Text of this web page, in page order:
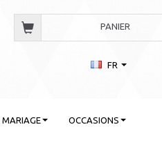
PANIER
FR
MARIAGE OCCASIONS